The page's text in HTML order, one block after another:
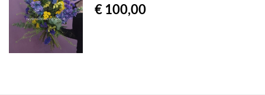
€ 100,00